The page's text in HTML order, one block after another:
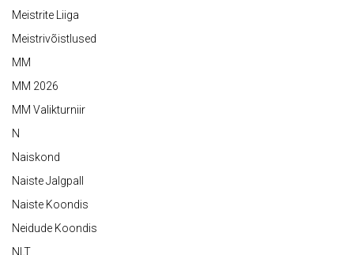
Meistrite Liiga
Meistrivõistlused
MM
MM 2026
MM Valikturniir
N
Naiskond
Naiste Jalgpall
Naiste Koondis
Neidude Koondis
NLT